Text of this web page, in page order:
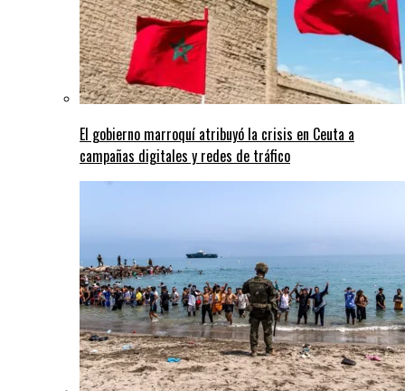
El gobierno marroquí atribuyó la crisis en Ceuta a
campañas digitales y redes de tráfico